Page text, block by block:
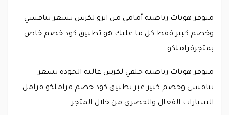
متوفر هوبات رياضية أمامي من انزو لكزس بسعر تنافسي
وخصم كبير فقط كل ما عليك هو تطبيق كود خصم خاص
بمتجرفراملكو.
متوفر هوبات رياضية خلفي لكزس عالية الجودة بسعر
تنافسي وخصم كبير عبر تطبيق كود خصم فراملكو فرامل
السيارات الفعال والحصري من خلال المتجر.